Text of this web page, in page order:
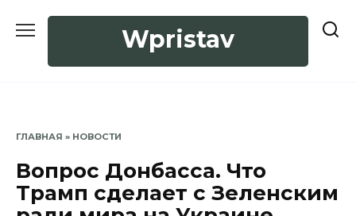
Wpristav
ГЛАВНАЯ » НОВОСТИ
Вопрос Донбасса. Что
Трамп сделает с Зеленским